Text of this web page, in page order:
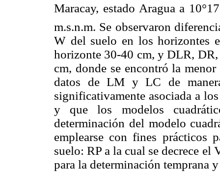
Maracay, estado Aragua a
m.s.n.m. Se observaron
W del suelo en los horizontes
horizonte 30-40 cm, y DLR,
cm, donde se encontró la
datos de LM y LC de
significativamente asociada a
y que los modelos
determinación del modelo
emplearse con fines prácticos
suelo: RP a la cual se decrece
para la determinación temprana